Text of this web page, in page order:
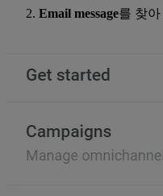
Email message를 찾아